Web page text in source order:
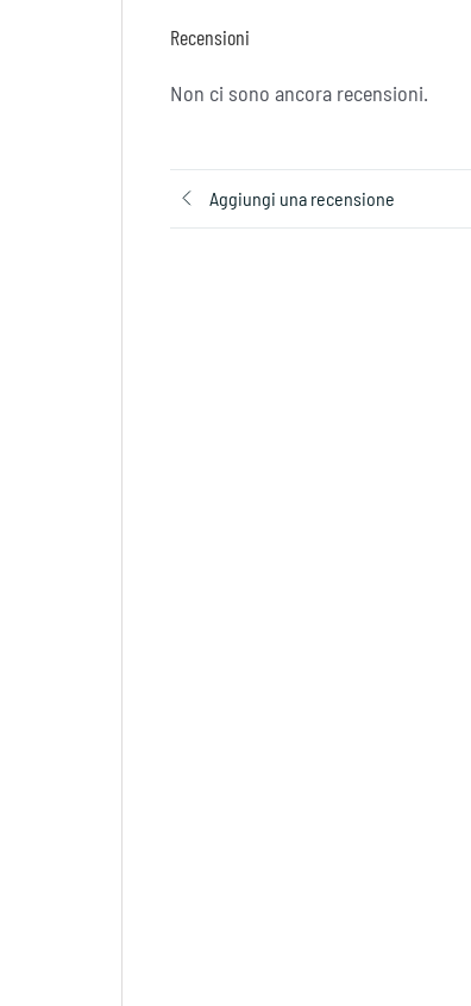
Recensioni
Non ci sono ancora recensioni.
Aggiungi una recensione